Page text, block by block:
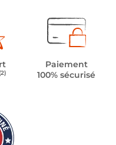
(2)
Paiement
100% sécurisé